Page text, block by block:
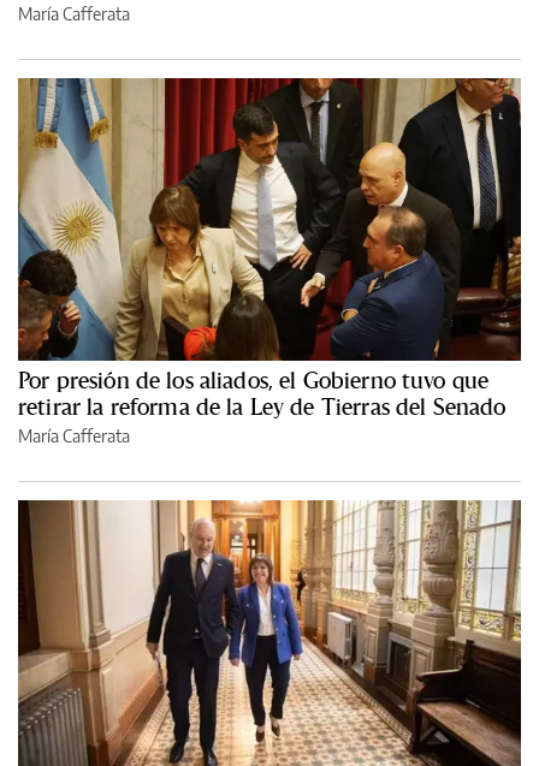
María Cafferata
Por presión de los aliados, el Gobierno tuvo que
retirar la reforma de la Ley de Tierras del Senado
María Cafferata